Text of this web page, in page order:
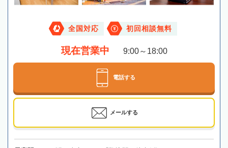
全国対応 初回相談無料
現在営業中 9:00～18:00
電話する
メールする